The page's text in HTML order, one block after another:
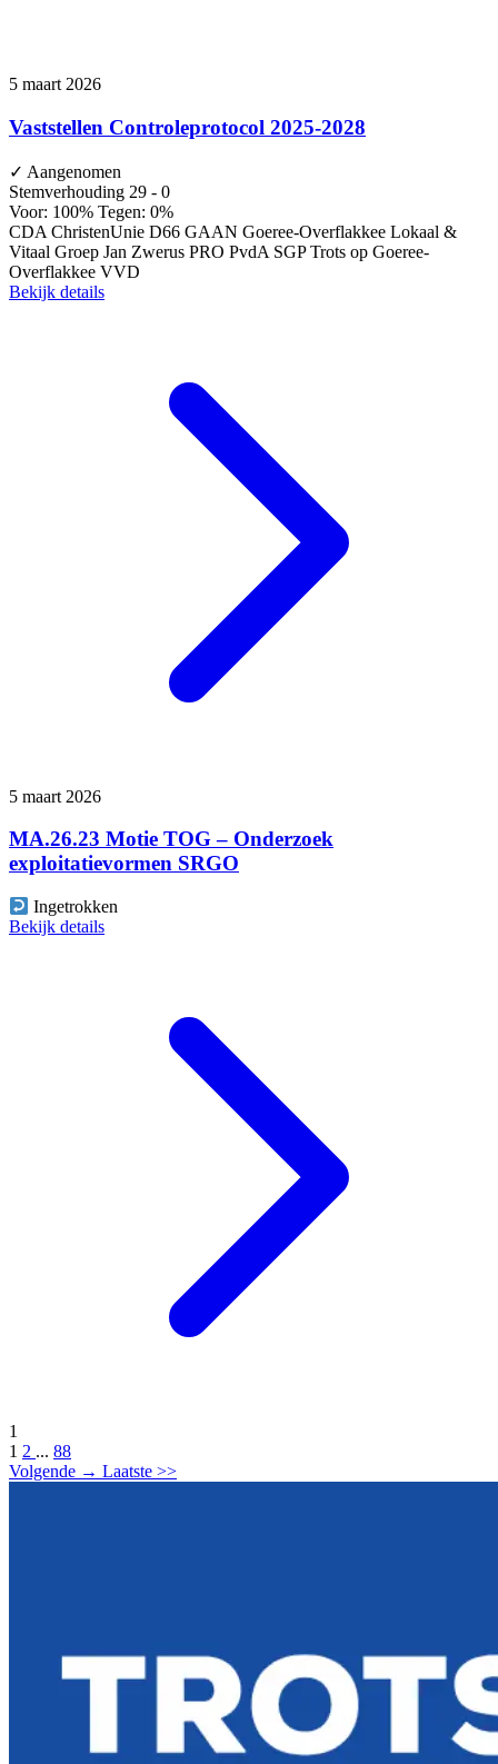
5 maart 2026
Vaststellen Controleprotocol 2025-2028
✓ Aangenomen
Stemverhouding 29 - 0
Voor: 100% Tegen: 0%
CDA ChristenUnie D66 GAAN Goeree-Overflakkee Lokaal &
Vitaal Groep Jan Zwerus PRO PvdA SGPTrots op Goeree-
Overflakkee VVD
Bekijk details
5 maart 2026
MA.26.23 Motie TOG – Onderzoek
exploitatievormen SRGO
Ingetrokken
Bekijk details
1
1 2 ... 88
Volgende → Laatste >>